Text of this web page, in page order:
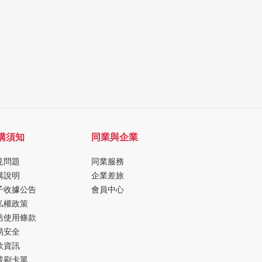
須知
問題
說明
收據公告
權政策
使用條款
安全
資訊
刷卡單
同業與企業
同業服務
企業差旅
會員中心